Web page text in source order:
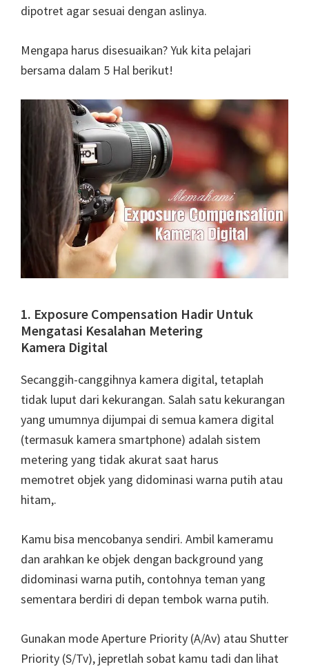
dipotret agar sesuai dengan aslinya.
Mengapa harus disesuaikan? Yuk kita pelajari
bersama dalam 5 Hal berikut!
1. Exposure Compensation Hadir Untuk
Mengatasi Kesalahan Metering
Kamera Digital
Secanggih-canggihnya kamera digital, tetaplah
tidak luput dari kekurangan. Salah satu kekurangan
yang umumnya dijumpai di semua kamera digital
(termasuk kamera smartphone) adalah sistem
metering yang tidak akurat saat harus
memotret objek yang didominasi warna putih atau
hitam,.
Kamu bisa mencobanya sendiri. Ambil kameramu
dan arahkan ke objek dengan background yang
didominasi warna putih, contohnya teman yang
sementara berdiri di depan tembok warna putih.
Gunakan mode Aperture Priority (A/Av) atau Shutter
Priority (S/Tv), jepretlah sobat kamu tadi dan lihat